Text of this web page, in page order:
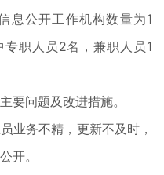
息公开工作机构数量为1
职人员2名，兼职人员1
要问题及改进措施。
业务不精，更新不及时，
开。